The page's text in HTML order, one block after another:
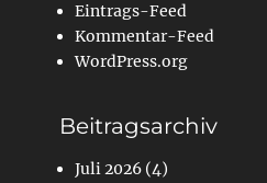
Eintrags-Feed
Kommentar-Feed
WordPress.org
Beitragsarchiv
Juli 2026 (4)